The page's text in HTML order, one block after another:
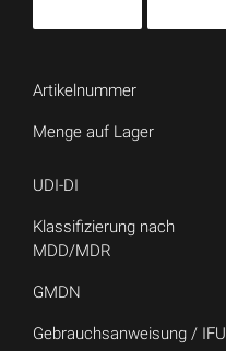
Artikelnummer
Menge auf Lager
UDI-DI
Klassifizierung nach
MDD/MDR
GMDN
Gebrauchsanweisung / IFU